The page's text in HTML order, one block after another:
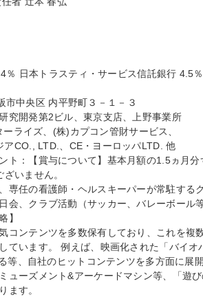
％ 日本トラスティ・サービス信託銀行 4.5
中央区 内平野町３－１－３
究開発第2ビル、東京支店、上野事業所
ライズ、(株)カプコン管財サービス、
CO., LTD.、CE・ヨーロッパLTD. 他
ト：【賞与について】基本月額の1.5ヵ月分
いません。
専任の看護師・ヘルスキーパーが常駐する
会、クラブ活動（サッカー、バレーボール
】
コンテンツを多数保有しており、これを複
ています。 例えば、映画化された「バイ
等、自社のヒットコンテンツを多方面に展
ューズメント&アーケードマシン等、「遊
ます。